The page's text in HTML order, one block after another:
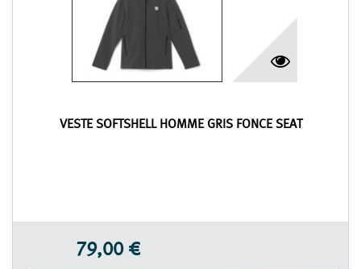
VESTE SOFTSHELL HOMME GRIS FONCÉ SEAT
79,00 €